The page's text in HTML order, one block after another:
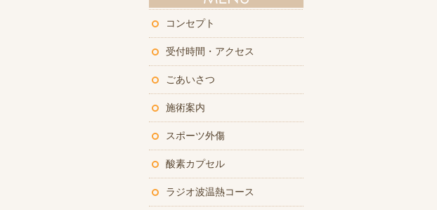
コンセプト
受付時間・アクセス
ごあいさつ
施術案内
スポーツ外傷
酸素カプセル
ラジオ波温熱コース